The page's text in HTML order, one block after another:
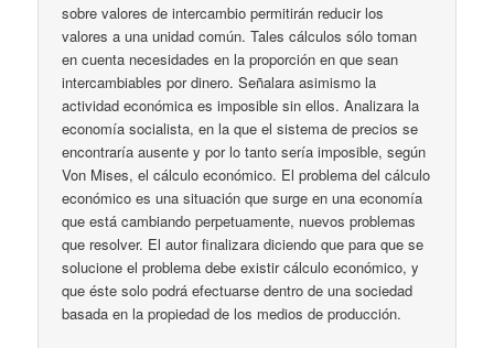
sobre valores de intercambio permitirán reducir los
valores a una unidad común. Tales cálculos sólo toman
en cuenta necesidades en la proporción en que sean
intercambiables por dinero. Señalara asimismo la
actividad económica es imposible sin ellos. Analizara la
economía socialista, en la que el sistema de precios se
encontraría ausente y por lo tanto sería imposible, según
Von Mises, el cálculo económico. El problema del cálculo
económico es una situación que surge en una economía
que está cambiando perpetuamente, nuevos problemas
que resolver. El autor finalizara diciendo que para que se
solucione el problema debe existir cálculo económico, y
que éste solo podrá efectuarse dentro de una sociedad
basada en la propiedad de los medios de producción.